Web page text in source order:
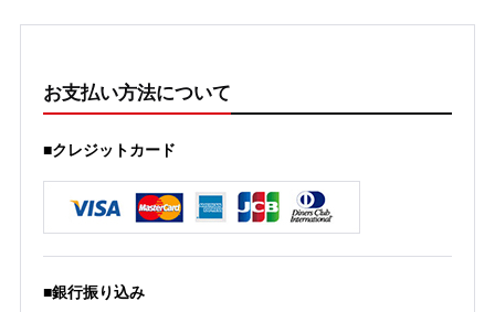
お支払い方法について
■クレジットカード
■銀行振り込み